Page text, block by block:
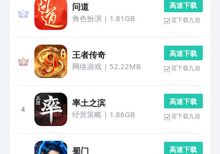
问道
角色扮演 | 1.81GB
高 速 下 载
需下载九游
王者传奇
网络游戏| 52.22MB
高 速 下 载
需下载九游
4
率土之滨
经营策略 | 1.86GB
高 速 下 载
需下载九游
蜀门 高 速 下 载